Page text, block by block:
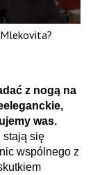
z nogą na
was.
stają się
wspólnego z